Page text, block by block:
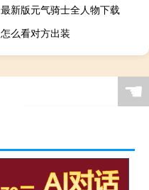
最新版元气骑士全人物下载
怎么看对方出装
☚